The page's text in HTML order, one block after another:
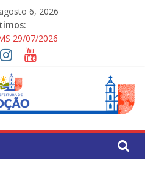
6, 2026
29/07/2026
Gestores Escolares da Rede
de Saúde